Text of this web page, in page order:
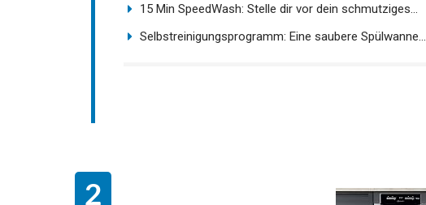
15 Min SpeedWash: Stelle dir vor dein schmutziges...
Selbstreinigungsprogramm: Eine saubere Spülwanne...